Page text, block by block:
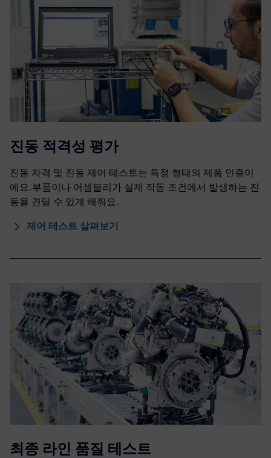
진동 적격성 평가
진동 자격 및 진동 제어 테스트는 특정 형태의 제품 인증이
에요.부품이나 어셈블리가 실제 작동 조건에서 발생하는 진
동을 견딜 수 있게 해줘요.
제어 테스트 살펴보기
최종 라인 품질 테스트